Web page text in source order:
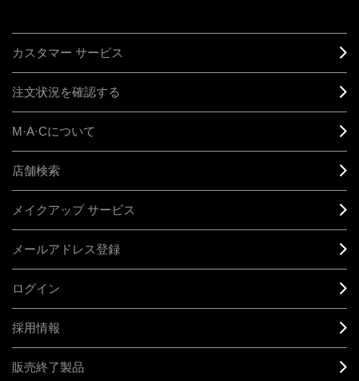
カスタマー サービス
注文状況を確認する
M·A·Cについて
店舗検索
メイクアップ サービス
メールアドレス登録
ログイン
採用情報
販売終了製品